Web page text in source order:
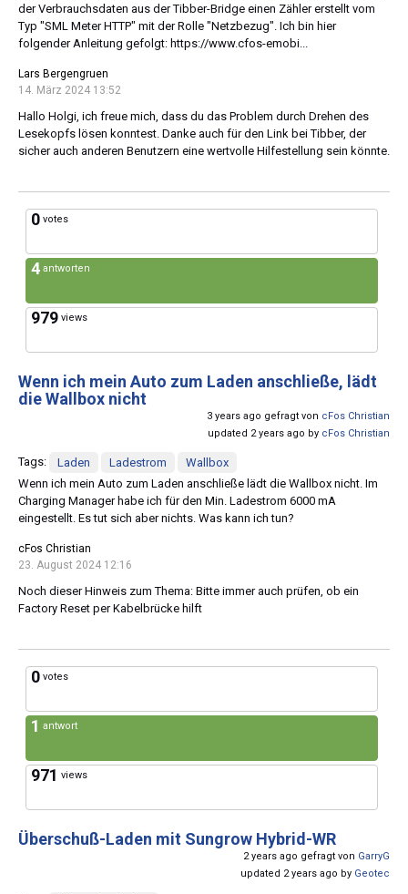
der Verbrauchsdaten aus der Tibber-Bridge einen Zähler erstellt vom
Typ "SML Meter HTTP" mit der Rolle "Netzbezug". Ich bin hier
folgender Anleitung gefolgt: https://www.cfos-emobi...
Lars Bergengruen
14. März 2024 13:52
Hallo Holgi, ich freue mich, dass du das Problem durch Drehen des
Lesekopfs lösen konntest. Danke auch für den Link bei Tibber, der
sicher auch anderen Benutzern eine wertvolle Hilfestellung sein könnte.
0 votes
4 antworten
979 views
Wenn ich mein Auto zum Laden anschließe, lädt
die Wallbox nicht
3 years ago gefragt von cFos Christian
updated 2 years ago by cFos Christian
Tags: Laden Ladestrom
Wallbox
Wenn ich mein Auto zum Laden anschließe lädt die Wallbox nicht. Im
Charging Manager habe ich für den Min. Ladestrom 6000 mA
eingestellt. Es tut sich aber nichts. Was kann ich tun?
cFos Christian
23. August 2024 12:16
Noch dieser Hinweis zum Thema: Bitte immer auch prüfen, ob ein
Factory Reset per Kabelbrücke hilft
0 votes
1 antwort
971 views
Überschuß-Laden mit Sungrow Hybrid-WR
2 years ago gefragt von GarryG
updated 2 years ago by Geotec